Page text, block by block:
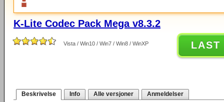
K-Lite Codec Pack Mega v8.3.2
Vista / Win10 / Win7 / Win8 / WinXP LAST
Beskrivelse Info Alle versjoner Anmeldelser